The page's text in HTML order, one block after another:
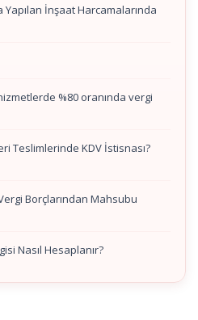
İnşaat Harcamalarında
%80 oranında vergi
Teslimlerinde KDV İstisnası?
Vergi Borçlarından Mahsubu
Nasıl Hesaplanır?